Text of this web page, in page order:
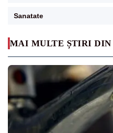
MAI MULTE ȘTIRI DIN
Sanatate